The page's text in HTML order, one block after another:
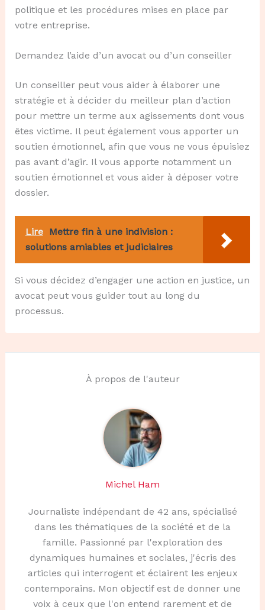
politique et les procédures mises en place par
votre entreprise.
Demandez l’aide d’un avocat ou d’un conseiller
Un conseiller peut vous aider à élaborer une
stratégie et à décider du meilleur plan d’action
pour mettre un terme aux agissements dont vous
êtes victime. Il peut également vous apporter un
soutien émotionnel, afin que vous ne vous épuisiez
pas avant d’agir. Il vous apporte notamment un
soutien émotionnel et vous aider à déposer votre
dossier.
Lire Mettre fin à une indivision :
solutions amiables et judiciaires
Si vous décidez d’engager une action en justice, un
avocat peut vous guider tout au long du
processus.
À propos de l'auteur
Michel Ham
Journaliste indépendant de 42 ans, spécialisé
dans les thématiques de la société et de la
famille. Passionné par l'exploration des
dynamiques humaines et sociales, j'écris des
articles qui interrogent et éclairent les enjeux
contemporains. Mon objectif est de donner une
voix à ceux que l'on entend rarement et de